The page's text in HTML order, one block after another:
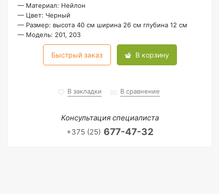
— Материал: Нейлон
— Цвет: Черный
— Размер: высота 40 см ширина 26 см глубина 12 см
— Модель: 201, 203
Быстрый заказ В корзину
В закладки В сравнение
Консультация специалиста
+375 (25) 677-47-32